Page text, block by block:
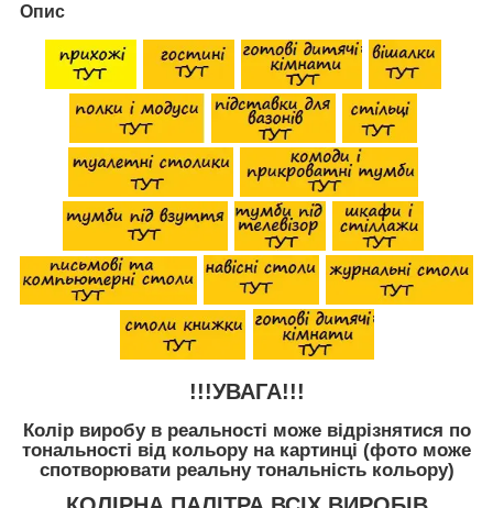
Опис
!!!УВАГА!!!
Колір виробу в реальності може відрізнятися по
тональності від кольору на картинці (фото може
спотворювати реальну тональність кольору)